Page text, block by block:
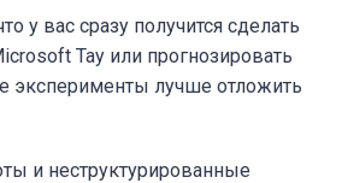
у вас сразу получится сделать
Tay или прогнозировать
эксперименты лучше отложить
и неструктурированные